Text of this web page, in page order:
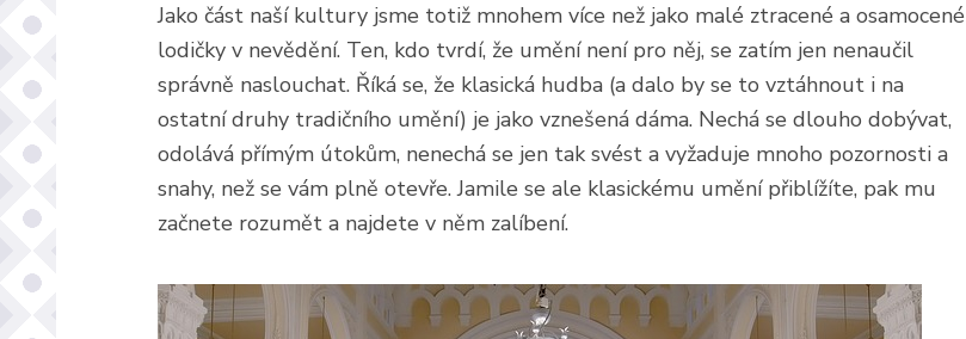
Jako část naší kultury jsme totiž mnohem více než jako malé ztracené a osamocené
lodičky v nevědění. Ten, kdo tvrdí, že umění není pro něj, se zatím jen nenaučil
správně naslouchat. Říká se, že klasická hudba (a dalo by se to vztáhnout i na
ostatní druhy tradičního umění) je jako vznešená dáma. Nechá se dlouho dobývat,
odolává přímým útokům, nenechá se jen tak svést a vyžaduje mnoho pozornosti a
snahy, než se vám plně otevře. Jamile se ale klasickému umění přiblížíte, pak mu
začnete rozumět a najdete v něm zalíbení.